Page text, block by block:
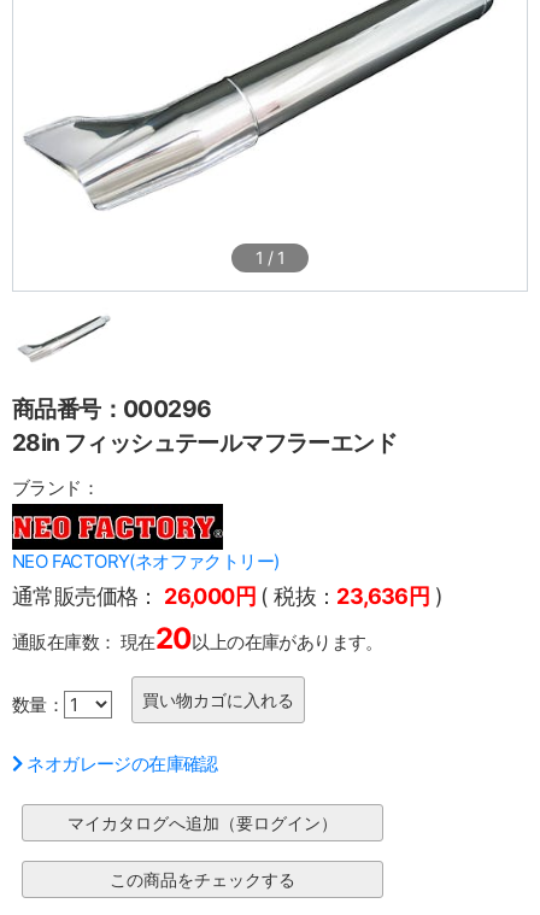
1 / 1
商品番号：000296
28in フィッシュテールマフラーエンド
ブランド：
NEO FACTORY(ネオファクトリー)
通常販売価格： 26,000円 ( 税抜： 23,636円 )
通販在庫数： 現在20以上の在庫があります。
数量：
ネオガレージの在庫確認